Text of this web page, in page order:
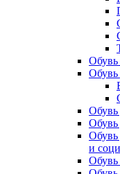
Обувь
Обувь
Обувь
Обувь
и
Обувь